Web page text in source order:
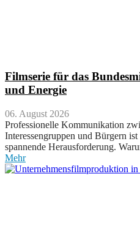
Filmserie für das
und Energie
06. August 2026
Professionelle Kommunikation
Interessengruppen und Bürgern
spannende Herausforderung.
Mehr